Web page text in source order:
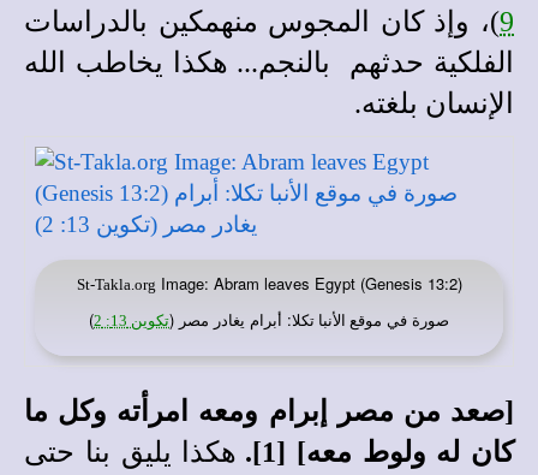
9)، وإذ كان المجوس منهمكين بالدراسات
الفلكية حدثهم بالنجم... هكذا يخاطب الله
الإنسان بلغته.
St-Takla.org Image: Abram leaves Egypt (Genesis 13:2)
صورة في موقع الأنبا تكلا: أبرام يغادر مصر (تكوين 13: 2 )
[صعد من مصر إبرام ومعه امرأته وكل ما
كان له ولوط معه] [1].
هكذا يليق بنا حتى